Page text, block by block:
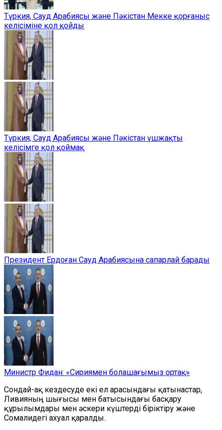
Түркия, Сауд Арабиясы және Пәкістан Мекке қорғаныс
келісіміне қол қойды
Түркия, Сауд Арабиясы және Пәкістан үшжақты
келісімге қол қоймақ
Президент Ердоған Сауд Арабиясына сапарлай барады
Министр Фидан: «Сириямен болашағымыз ортақ»
Сондай-ақ кездесуде екі ел арасындағы қатынастар,
Ливияның шығысы мен батысындағы басқару
құрылымдары мен әскери күштерді біріктіру және
Сомалидегі ахуал қаралды.